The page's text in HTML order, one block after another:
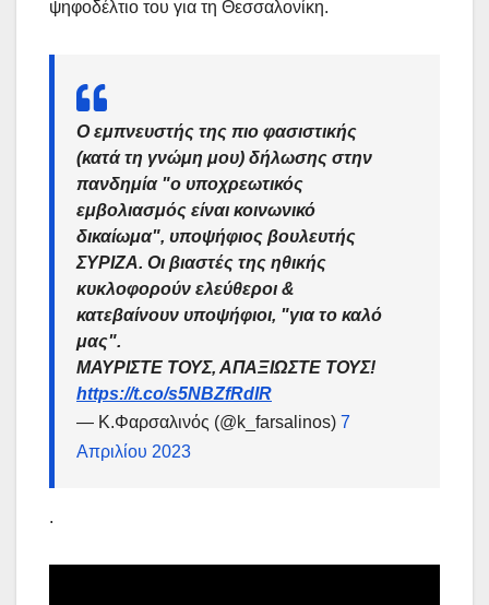
ψηφοδέλτιο του για τη Θεσσαλονίκη.
Ο εμπνευστής της πιο φασιστικής
(κατά τη γνώμη μου) δήλωσης στην
πανδημία "ο υποχρεωτικός
εμβολιασμός είναι κοινωνικό
δικαίωμα", υποψήφιος βουλευτής
ΣΥΡΙΖΑ. Οι βιαστές της ηθικής
κυκλοφορούν ελεύθεροι &
κατεβαίνουν υποψήφιοι, "για το καλό
μας".
ΜΑΥΡΙΣΤΕ ΤΟΥΣ, ΑΠΑΞΙΩΣΤΕ ΤΟΥΣ!
https://t.co/s5NBZfRdIR
— Κ.Φαρσαλινός (@k_farsalinos) 7
Απριλίου 2023
.